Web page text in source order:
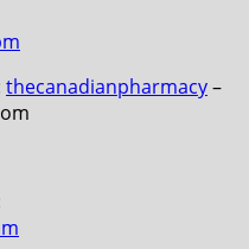
thecanadianpharmacy–